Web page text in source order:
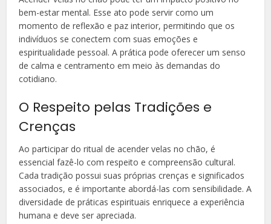
bem-estar mental. Esse ato pode servir como um
momento de reflexão e paz interior, permitindo que os
indivíduos se conectem com suas emoções e
espiritualidade pessoal. A prática pode oferecer um senso
de calma e centramento em meio às demandas do
cotidiano.
O Respeito pelas Tradições e
Crenças
Ao participar do ritual de acender velas no chão, é
essencial fazê-lo com respeito e compreensão cultural.
Cada tradição possui suas próprias crenças e significados
associados, e é importante abordá-las com sensibilidade. A
diversidade de práticas espirituais enriquece a experiência
humana e deve ser apreciada.